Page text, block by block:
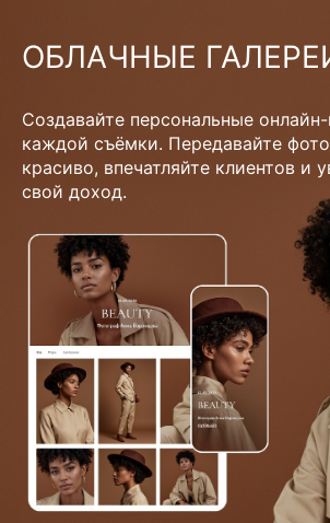
ОБЛАЧНЫЕ
Создавайте персональные
каждой съёмки. Передавайте
красиво, впечатляйте клиентов и
свой доход.